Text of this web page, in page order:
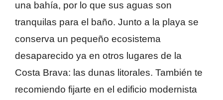
una bahía, por lo que sus aguas son
tranquilas para el baño. Junto a la playa se
conserva un pequeño ecosistema
desaparecido ya en otros lugares de la
Costa Brava: las dunas litorales. También te
recomiendo fijarte en el edificio modernista